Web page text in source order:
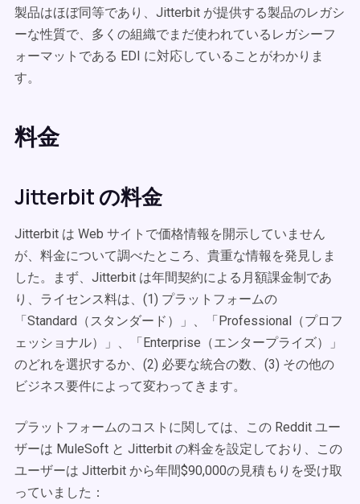
製品はほぼ同等であり、Jitterbit が提供する製品のレガシ
ーな性質で、多くの組織でまだ使われているレガシーフ
ォーマットである EDI に対応していることがわかりま
す。
料金
Jitterbit の料金
Jitterbit は Web サイトで価格情報を開示していません
が、料金について調べたところ、貴重な情報を発見しま
した。まず、Jitterbit は年間契約による月額課金制であ
り、ライセンス料は、(1) プラットフォームの
「Standard（スタンダード）」、「Professional（プロフ
ェッショナル）」、「Enterprise（エンタープライズ）」
のどれを選択するか、(2) 必要な統合の数、(3) その他の
ビジネス要件によって変わってきます。
プラットフォームのコストに関しては、この Reddit ユー
ザーは MuleSoft と Jitterbit の料金を設定しており、この
ユーザーは Jitterbit から年間$90,000の見積もりを受け取
っていました：